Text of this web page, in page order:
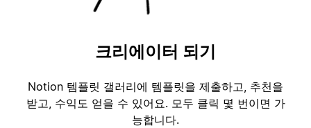
크리에이터 되기
Notion 템플릿 갤러리에 템플릿을 제출하고, 추천을
받고, 수익도 얻을 수 있어요. 모두 클릭 몇 번이면 가
능합니다.